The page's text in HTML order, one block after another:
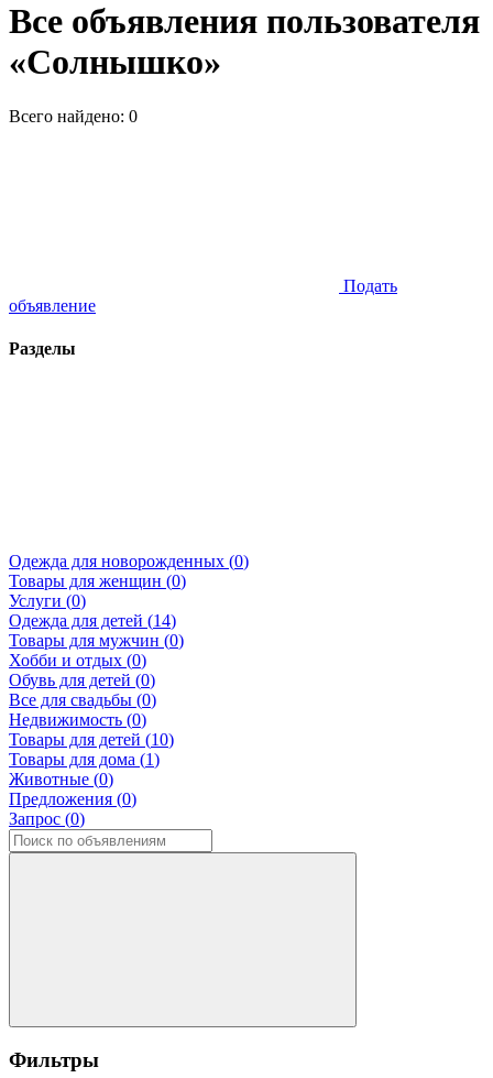
Все объявления пользователя
«Сoлнышко»
Всего найдено: 0
Подать
объявление
Разделы
Одежда для новорожденных (0)
Товары для женщин (0)
Услуги (0)
Одежда для детей (14)
Товары для мужчин (0)
Хобби и отдых (0)
Обувь для детей (0)
Все для свадьбы (0)
Недвижимость (0)
Товары для детей (10)
Товары для дома (1)
Животные (0)
Предложения (0)
Запрос (0)
Фильтры